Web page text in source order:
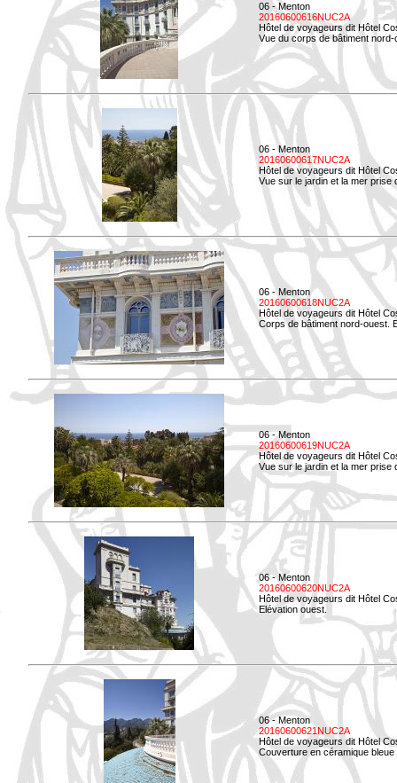
06 - Menton
20160600616NUC2A
Hôtel de voyageurs dit Hôtel
Vue du corps de bâtiment
06 - Menton
20160600617NUC2A
Hôtel de voyageurs dit Hôtel
Vue sur le jardin et la mer prise
06 - Menton
20160600618NUC2A
Hôtel de voyageurs dit Hôtel
Corps de bâtiment nord-ouest.
06 - Menton
20160600619NUC2A
Hôtel de voyageurs dit Hôtel
Vue sur le jardin et la mer prise
06 - Menton
20160600620NUC2A
Hôtel de voyageurs dit Hôtel
Elévation ouest.
06 - Menton
20160600621NUC2A
Hôtel de voyageurs dit Hôtel
Couverture en céramique